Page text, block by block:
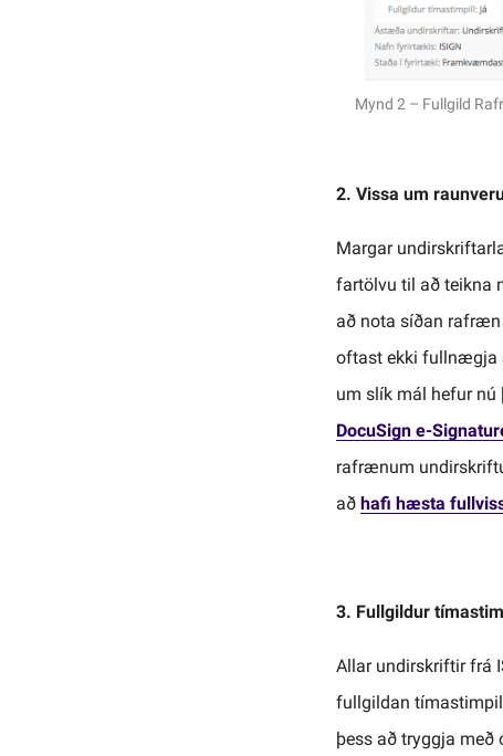
Mynd 2 – Fullgild
2. Vissa um
Margar
fartölvu til að teikna
að nota síðan rafræn
oftast ekki fullnægja
um slík mál hefur
DocuSign e-
rafrænum
að hafi hæsta
3. Fullgildur
Allar undirskriftir frá
fullgildan
þess að tryggja